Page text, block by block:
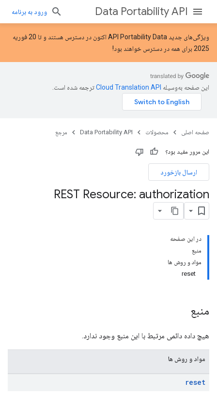
Data Portability API ورود به برنامه
ویژگی‌های جدید API Portability Data
اکنون در دسترس هستند و تا 20 فوریه
2025 برای همه در دسترس خواهند بود!
این صفحه به‌وسیله ترجمه شده است.
صفحه اصلی محصولات Data Portability API مرجع
این مرور مفید بود؟
ارسال بازخورد
REST Resource: authorization
در این صفحه
منبع
مواد و روش ها
reset
منبع
هیچ داده دائمی مرتبط با این منبع وجود ندارد.
مواد و روش ها
reset